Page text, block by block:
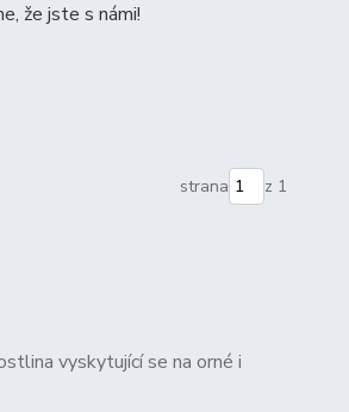
že jste s námi!
strana z 1
vyskytující se na orné i